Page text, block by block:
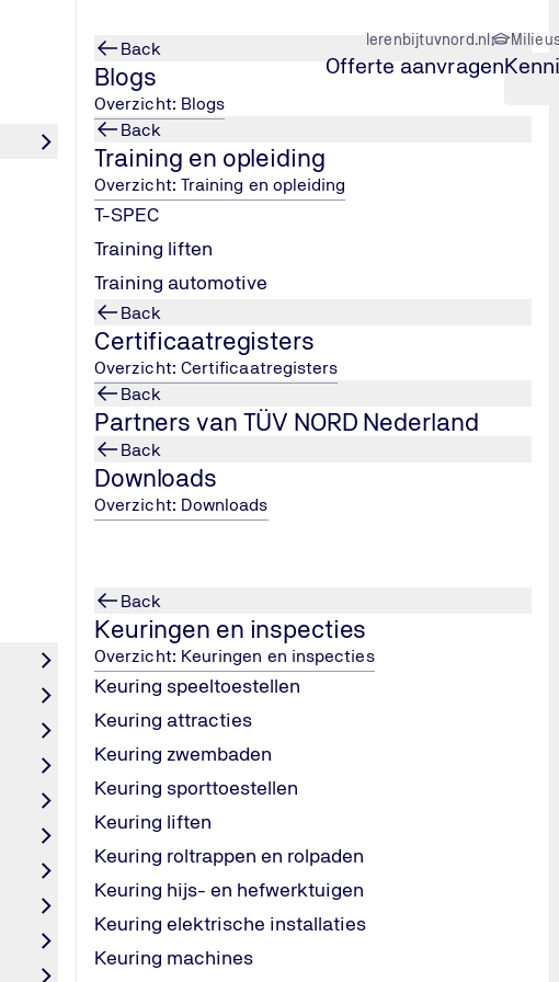
lerenbijtuvnord.nl
Offerte aanvragen
Back
Blogs
Overzicht: Blogs
Back
Training en opleiding
Overzicht: Training en opleiding
T-SPEC
Training liften
Training automotive
Back
Certificaatregisters
Overzicht: Certificaatregisters
Back
Partners van TÜV NORD Nederland
Back
Downloads
Overzicht: Downloads
Back
Keuringen en inspecties
Overzicht: Keuringen en inspecties
Keuring speeltoestellen
Keuring attracties
Keuring zwembaden
Keuring sporttoestellen
Keuring liften
Keuring roltrappen en rolpaden
Keuring hijs- en hefwerktuigen
Keuring elektrische installaties
Keuring machines
Keuring liften
van bewoners en
periodiek gekeurd
organisaties om